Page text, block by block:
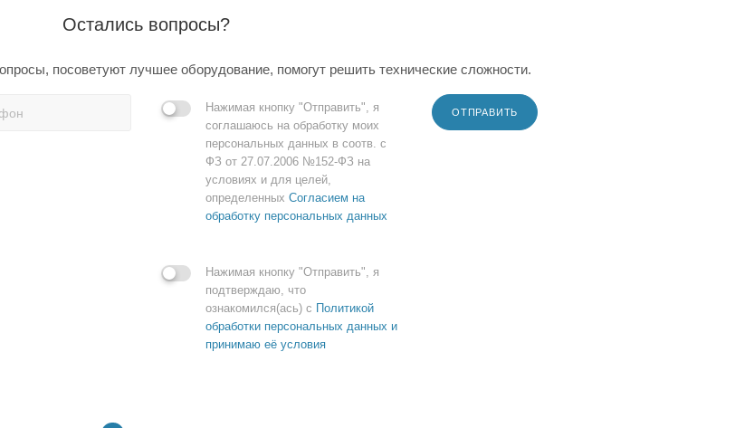
Остались вопросы?
посоветуют лучшее оборудование, помогут решить технические сложности.
Нажимая кнопку "Отправить", я
соглашаюсь на обработку моих
персональных данных в соотв. с
ФЗ от 27.07.2006 №152-ФЗ на
условиях и для целей,
определенных Согласием на
обработку персональных данных
Нажимая кнопку "Отправить", я
подтверждаю, что
ознакомился(ась) с Политикой
обработки персональных данных и
принимаю её условия
ОТПРАВИТЬ